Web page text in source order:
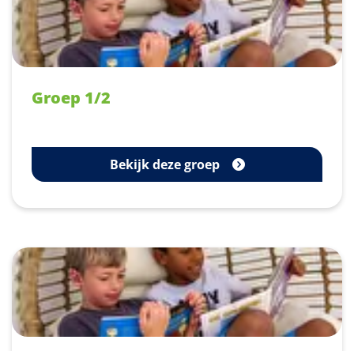
Groep 1/2
Bekijk deze groep